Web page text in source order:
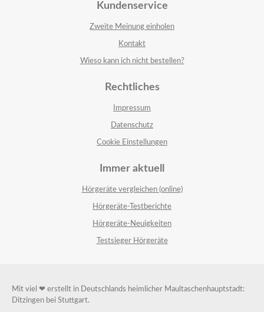
Kundenservice
Zweite Meinung einholen
Kontakt
Wieso kann ich nicht bestellen?
Rechtliches
Impressum
Datenschutz
Cookie Einstellungen
Immer aktuell
Hörgeräte vergleichen (online)
Hörgeräte-Testberichte
Hörgeräte-Neuigkeiten
Testsieger Hörgeräte
Mit viel ❤ erstellt in Deutschlands heimlicher Maultaschenhauptstadt:
Ditzingen bei Stuttgart.